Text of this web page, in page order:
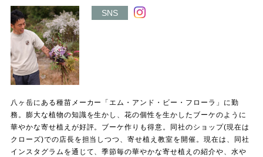
SNS
八ヶ岳にある種苗メーカー「エム・アンド・ビー・フローラ」に勤
務。膨大な植物の知識を生かし、花の個性を生かしたブーケのように
華やかな寄せ植えが好評。ブーケ作りも得意。同社のショップ(現在は
クローズ)での店長を担当しつつ、寄せ植え教室を開催。現在は、同社
インスタグラムを通じて、季節毎の華やかな寄せ植えの紹介や、水や